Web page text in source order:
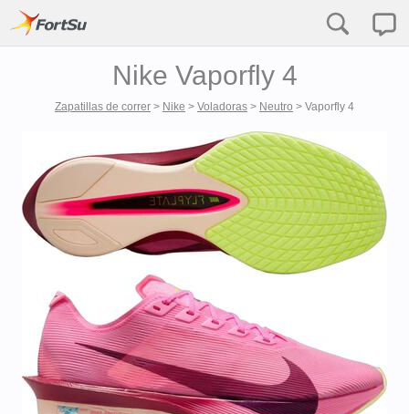
Nike Vaporfly 4
Zapatillas de correr > Nike > Voladoras > Neutro > Vaporfly 4